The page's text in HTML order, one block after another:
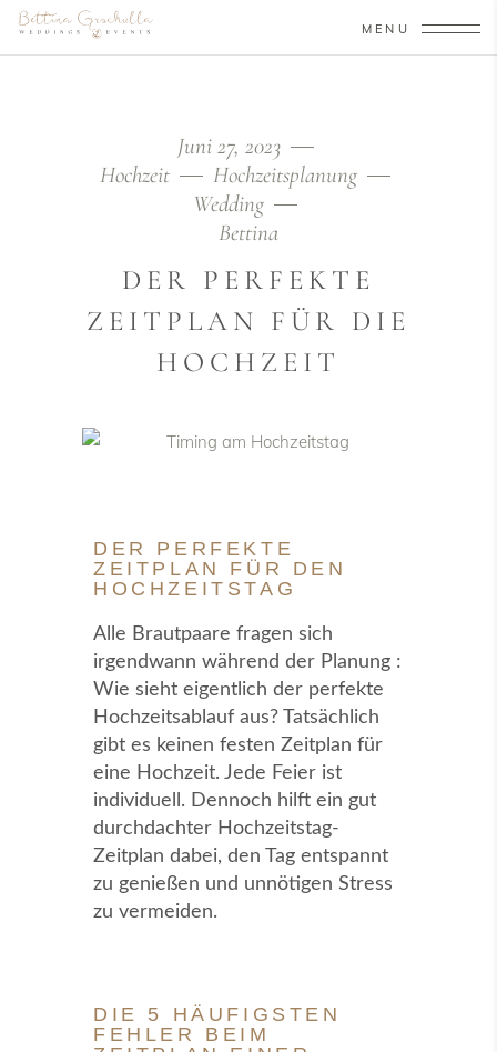
MENU
Juni 27, 2023
Hochzeit
Hochzeitsplanung
Wedding
Bettina
DER PERFEKTE
ZEITPLAN FÜR DIE
HOCHZEIT
DER PERFEKTE
ZEITPLAN FÜR DEN
HOCHZEITSTAG
Alle Brautpaare fragen sich
irgendwann während der Planung :
Wie sieht eigentlich der perfekte
Hochzeitsablauf aus? Tatsächlich
gibt es keinen festen Zeitplan für
eine Hochzeit. Jede Feier ist
individuell. Dennoch hilft ein gut
durchdachter Hochzeitstag-
Zeitplan dabei, den Tag entspannt
zu genießen und unnötigen Stress
zu vermeiden.
DIE 5 HÄUFIGSTEN
FEHLER BEIM